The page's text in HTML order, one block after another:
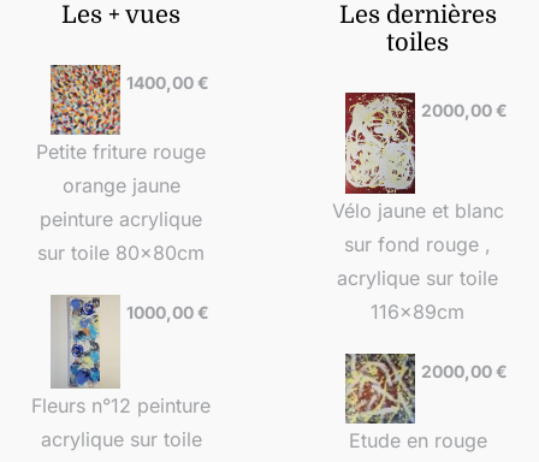
Les + vues
Petite friture rouge
orange jaune
peinture acrylique
sur toile 80x80cm
1400,00€
Fleurs n°12 peinture
acrylique sur toile
1000,00€
Les dernières
toiles
Vélo jaune et blanc
sur fond rouge ,
acrylique sur toile
116x89cm
2000,00€
Etude en rouge
2000,00€